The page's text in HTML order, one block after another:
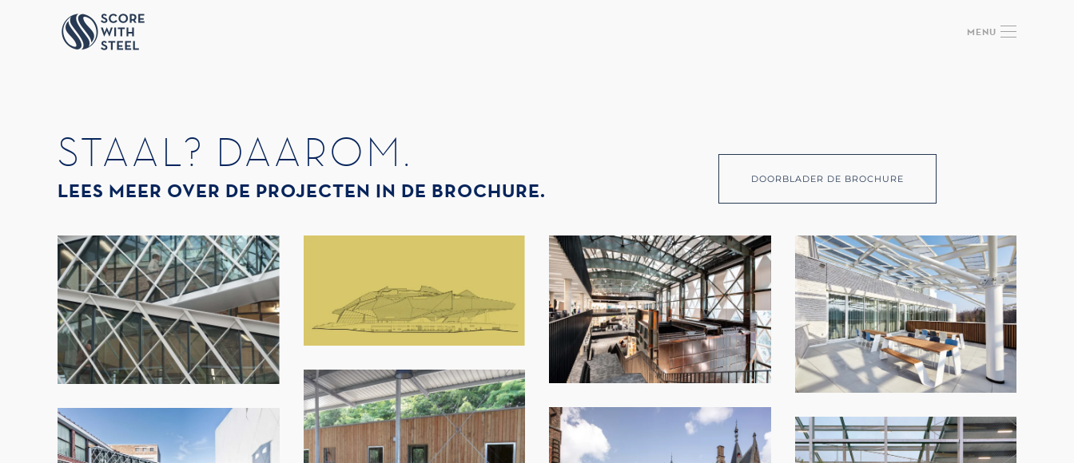
Terug naar hoofdinhoud
MENU
STAAL? DAAROM.
LEES MEER OVER DE PROJECTEN IN DE BROCHURE. DOORBLADER DE BROCHURE